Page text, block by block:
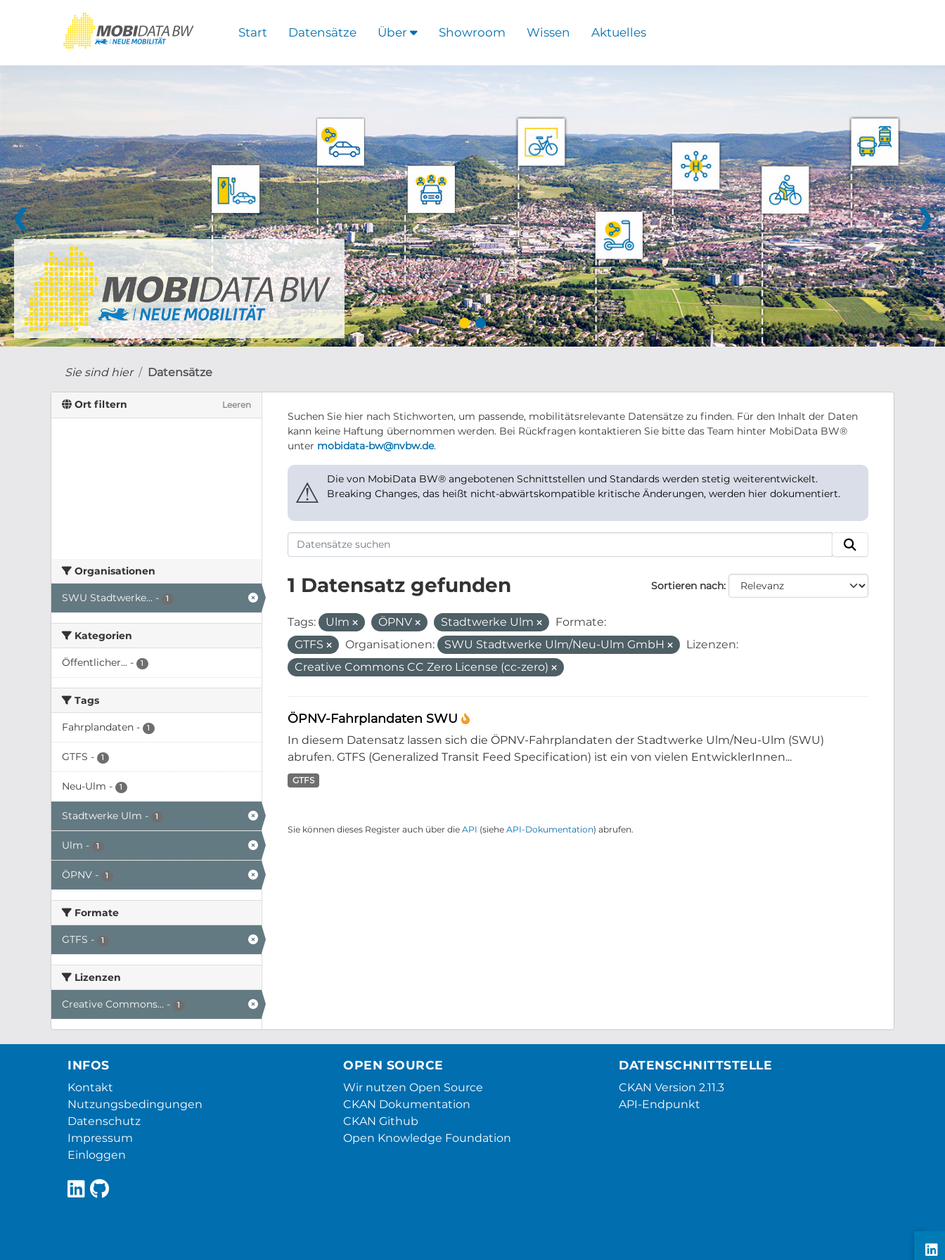
Start Datensätze Über Showroom Wissen Aktuelles
❮ ❯
Sie sind hier Datensätze
Ort filtern Leeren
Organisationen
SWU Stadtwerke... - 1
Kategorien
Öffentlicher... - 1
Tags
Fahrplandaten - 1
GTFS - 1
Neu-Ulm - 1
Stadtwerke Ulm - 1
Ulm - 1
ÖPNV - 1
Formate
GTFS - 1
Lizenzen
Creative Commons... - 1
Suchen Sie hier nach Stichworten, um passende, mobilitätsrelevante Datensätze zu finden. Für den Inhalt der Daten
kann keine Haftung übernommen werden. Bei Rückfragen kontaktieren Sie bitte das Team hinter MobiData BW®
unter mobidata-bw@nvbw.de.
⚠
Die von MobiData BW® angebotenen Schnittstellen und Standards werden stetig weiterentwickelt.
Breaking Changes, das heißt nicht-abwärtskompatible kritische Änderungen, werden hier dokumentiert.
Sortieren nach
1 Datensatz gefunden
Tags: Ulm ÖPNV Stadtwerke Ulm
Formate:
GTFS
Organisationen: SWU Stadtwerke Ulm/Neu-Ulm GmbH
Lizenzen:
Creative Commons CC Zero License (cc-zero)
ÖPNV-Fahrplandaten SWU
In diesem Datensatz lassen sich die ÖPNV-Fahrplandaten der Stadtwerke Ulm/Neu-Ulm (SWU)
abrufen. GTFS (Generalized Transit Feed Specification) ist ein von vielen EntwicklerInnen...
GTFS
Sie können dieses Register auch über die API (siehe API-Dokumentation) abrufen.
INFOS
Kontakt
Nutzungsbedingungen
Datenschutz
Impressum
Einloggen
OPEN SOURCE
Wir nutzen Open Source
CKAN Dokumentation
CKAN Github
Open Knowledge Foundation
DATENSCHNITTSTELLE
CKAN Version 2.11.3
API-Endpunkt